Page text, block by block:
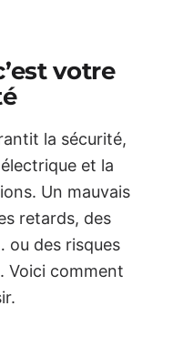
votre
la sécurité,
et la
Un mauvais
retards, des
ou des risques
Voici comment